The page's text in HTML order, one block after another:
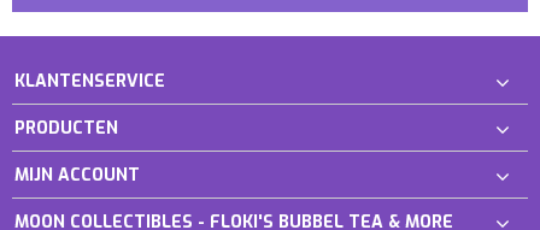
KLANTENSERVICE
PRODUCTEN
MIJN ACCOUNT
MOON COLLECTIBLES - FLOKI'S BUBBEL TEA & MORE